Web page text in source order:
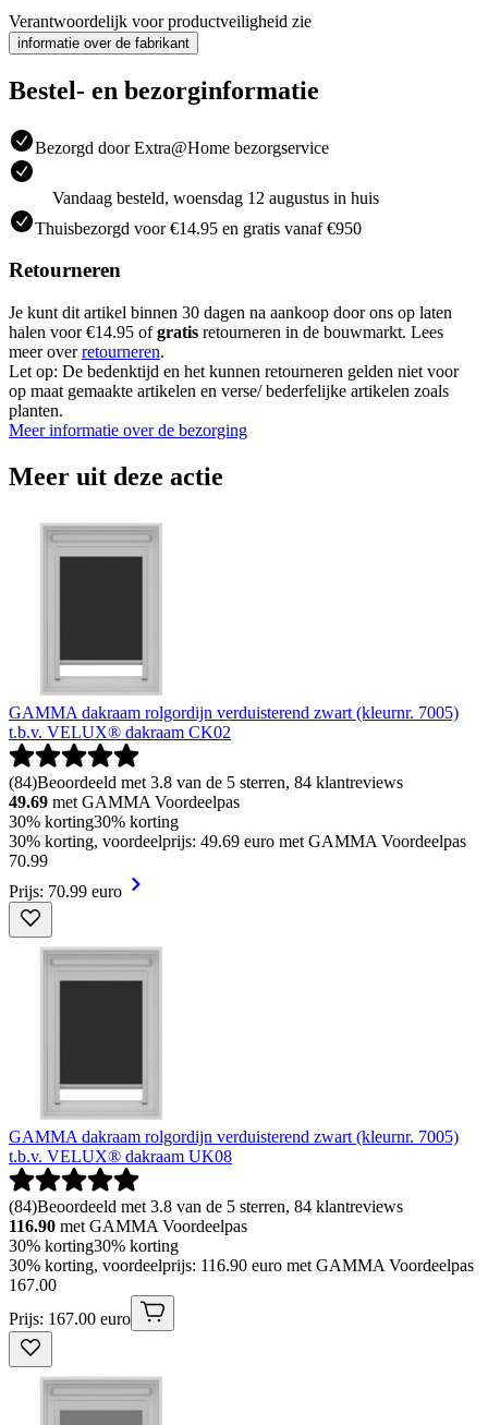
Verantwoordelijk voor productveiligheid zie
informatie over de fabrikant
Bestel- en bezorginformatie
Bezorgd door Extra@Home bezorgservice
Vandaag besteld, woensdag 12 augustus in huis
Thuisbezorgd voor €14.95 en gratis vanaf €950
Retourneren
Je kunt dit artikel binnen 30 dagen na aankoop door ons op laten
halen voor €14.95 ofgratis retourneren in de bouwmarkt. Lees
meer overretourneren.
Let op: De bedenktijd en het kunnen retourneren gelden niet voor
op maat gemaakte artikelen en verse/ bederfelijke artikelen zoals
planten.
Meer informatie over de bezorging
Meer uit deze actie
GAMMA dakraam rolgordijn verduisterend zwart (kleurnr. 7005)
t.b.v. VELUX® dakraam CK02
(84)Beoordeeld met 3.8 van de 5 sterren, 84 klantreviews
49.69 met GAMMA Voordeelpas
30% korting30% korting
30% korting, voordeelprijs: 49.69 euro met GAMMA Voordeelpas
70.99
Prijs: 70.99 euro
GAMMA dakraam rolgordijn verduisterend zwart (kleurnr. 7005)
t.b.v. VELUX® dakraam UK08
(84)Beoordeeld met 3.8 van de 5 sterren, 84 klantreviews
116.90 met GAMMA Voordeelpas
30% korting30% korting
30% korting, voordeelprijs: 116.90 euro met GAMMA Voordeelpas
167.00
Prijs: 167.00 euro